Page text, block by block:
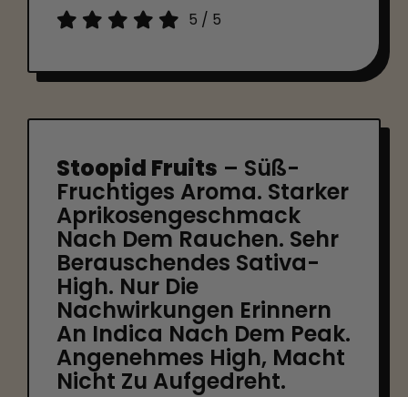
5 / 5
Stoopid Fruits – Süß-
Fruchtiges Aroma. Starker
Aprikosengeschmack
Nach Dem Rauchen. Sehr
Berauschendes Sativa-
High. Nur Die
Nachwirkungen Erinnern
An Indica Nach Dem Peak.
Angenehmes High, Macht
Nicht Zu Aufgedreht.